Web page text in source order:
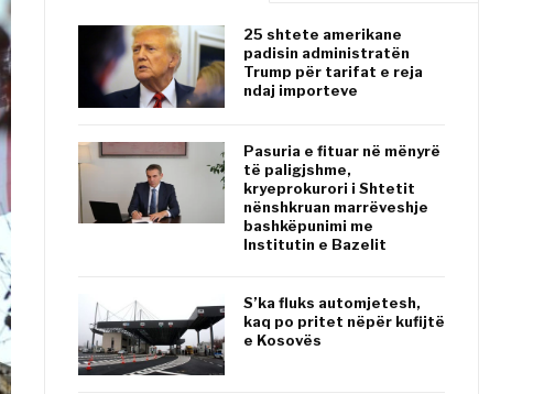
25 shtete amerikane
padisin administratën
Trump për tarifat e reja
ndaj importeve
Pasuria e fituar në mënyrë
të paligjshme,
kryeprokurori i Shtetit
nënshkruan marrëveshje
bashkëpunimi me
Institutin e Bazelit
S’ka fluks automjetesh,
kaq po pritet nëpër kufijtë
e Kosovës